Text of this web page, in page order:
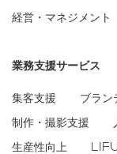
経営・マネジメント
業務支援サービス
集客支援 ブラン
制作・撮影支援
生産性向上